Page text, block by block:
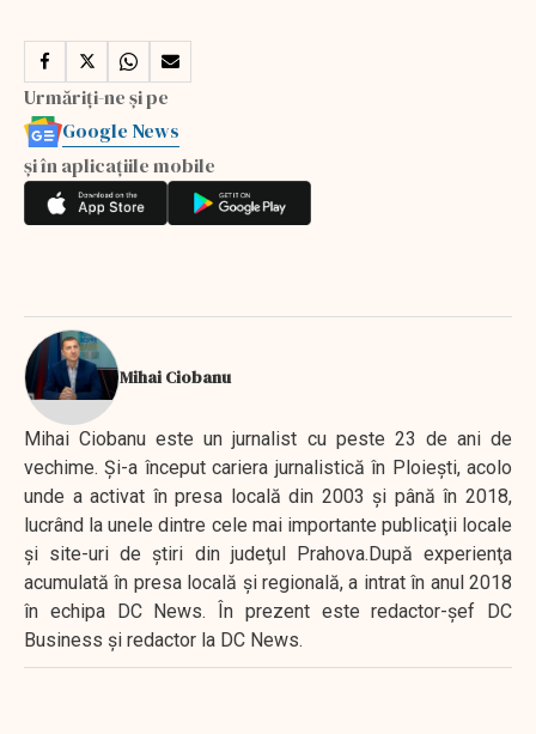
Urmăriți-ne și pe
Google News
și în aplicațiile mobile
Mihai Ciobanu
Mihai Ciobanu este un jurnalist cu peste 23 de ani de
vechime. Şi-a început cariera jurnalistică în Ploieşti, acolo
unde a activat în presa locală din 2003 şi până în 2018,
lucrând la unele dintre cele mai importante publicaţii locale
şi site-uri de ştiri din judeţul Prahova.După experienţa
acumulată în presa locală şi regională, a intrat în anul 2018
în echipa DC News. În prezent este redactor-şef DC
Business şi redactor la DC News.